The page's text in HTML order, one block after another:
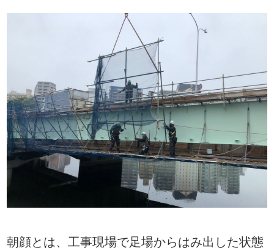
朝顔とは、工事現場で足場からはみ出した状態